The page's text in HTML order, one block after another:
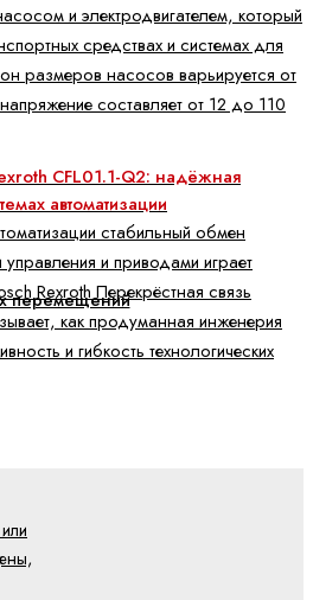
перемещений
и электродвигателем, который
средствах и системах для
размеров насосов варьируется от
составляет от 12 до 110
CFL01.1-Q2: надёжная
автоматизации
стабильный обмен
и приводами играет
Rexroth Перекрёстная связь
как продуманная инженерия
и гибкость технологических